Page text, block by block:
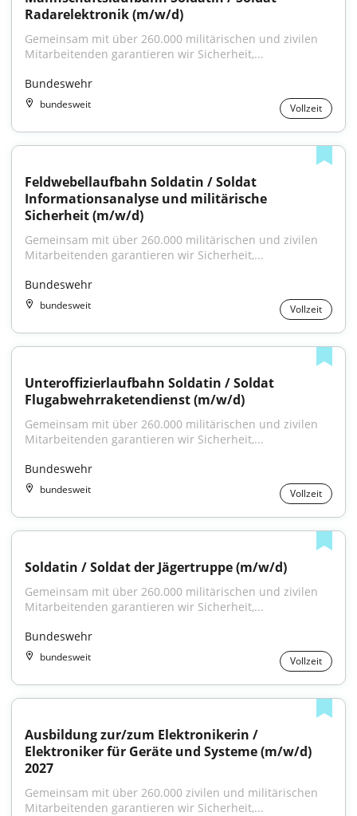
Radarelektronik (m/w/d)
Gemeinsam mit über 260.000 militärischen und zivilen
Mitarbeitenden garantieren wir Sicherheit,...
Bundeswehr
bundesweit Vollzeit
Feldwebellaufbahn Soldatin / Soldat
Informationsanalyse und militärische
Sicherheit (m/w/d)
Gemeinsam mit über 260.000 militärischen und zivilen
Mitarbeitenden garantieren wir Sicherheit,...
Bundeswehr
bundesweit Vollzeit
Unteroffizierlaufbahn Soldatin / Soldat
Flugabwehrraketendienst (m/w/d)
Gemeinsam mit über 260.000 militärischen und zivilen
Mitarbeitenden garantieren wir Sicherheit,...
Bundeswehr
bundesweit Vollzeit
Soldatin / Soldat der Jäger­truppe (m/w/d)
Gemeinsam mit über 260.000 militärischen und zivilen
Mitarbeitenden garantieren wir Sicherheit,...
Bundeswehr
bundesweit Vollzeit
Ausbildung zur/zum Elektronikerin /
Elektroniker für Geräte und Systeme (m/w/d)
2027
Gemeinsam mit über 260.000 zivilen und militärischen
Mitarbeitenden garantieren wir Sicherheit,...